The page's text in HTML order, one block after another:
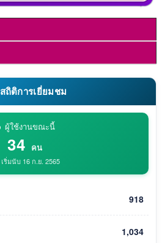
สถิติการเยี่ยมชม
ผู้ใช้งานขณะนี้
34 คน
เริ่มนับ 16 ก.ย. 2565
918
1,034